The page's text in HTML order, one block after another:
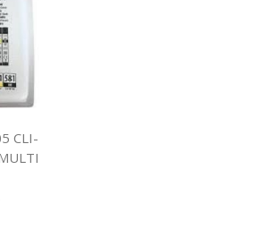
CLI-